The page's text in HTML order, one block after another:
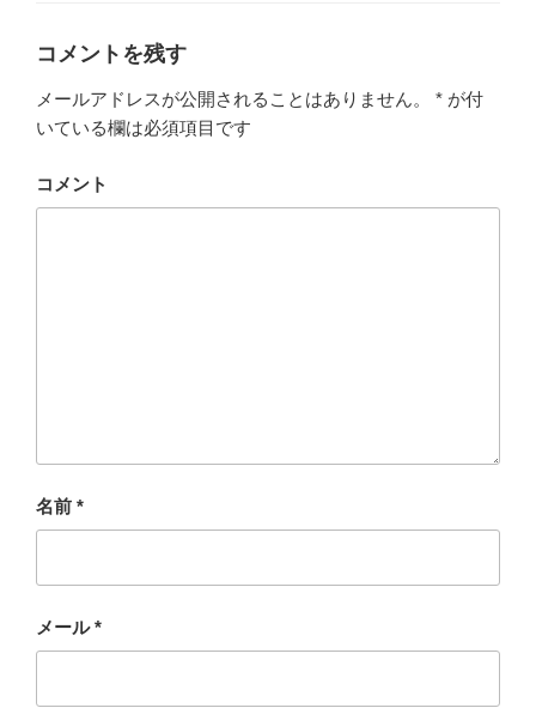
コメントを残す
メールアドレスが公開されることはありません。 * が付
いている欄は必須項目です
コメント
名前 *
メール*